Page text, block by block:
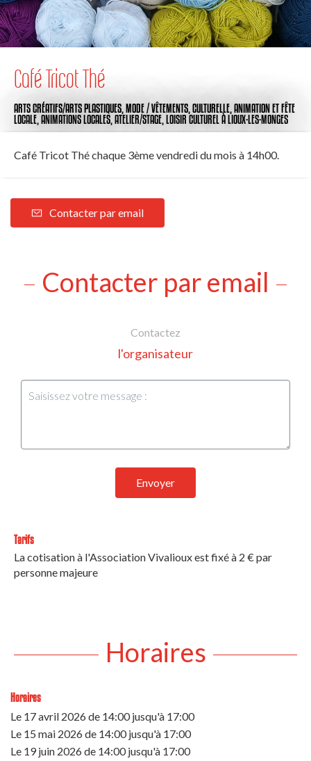
Café Tricot Thé
ARTS CRÉATIFS/ARTS PLASTIQUES,MODE / VÊTEMENTS,CULTURELLE,ANIMATION ET FÊTE
LOCALE,ANIMATIONS LOCALES,ATELIER/STAGE,LOISIR CULTURELÀ LIOUX-LES-MONGES
Café Tricot Thé chaque 3ème vendredi du mois à 14h00.
Contacter par email
Contacter par email
Contactez
l'organisateur
Envoyer
Tarifs
La cotisation à l'Association Vivalioux est fixé à 2 € par
personne majeure
Horaires
Horaires
Le 17 avril 2026de 14:00 jusqu'à 17:00
Le 15 mai 2026de 14:00 jusqu'à 17:00
Le 19 juin 2026de 14:00 jusqu'à 17:00